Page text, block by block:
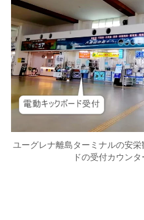
ユーグレナ離島ターミナルの安
ドの受付カウンタ